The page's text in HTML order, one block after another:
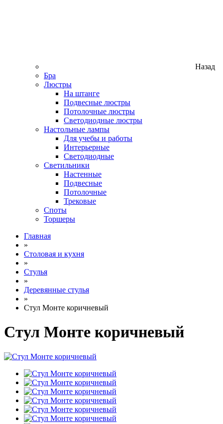
Назад
Бра
Люстры
На штанге
Подвесные люстры
Потолочные люстры
Светодиодные люстры
Настольные лампы
Для учебы и работы
Интерьерные
Светодиодные
Светильники
Настенные
Подвесные
Потолочные
Трековые
Споты
Торшеры
Главная
»
Столовая и кухня
»
Стулья
»
Деревянные стулья
»
Стул Монте коричневый
Стул Монте коричневый